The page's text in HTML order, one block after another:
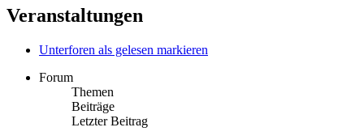
Veranstaltungen
Unterforen als gelesen markieren
Forum
Themen
Beiträge
Letzter Beitrag